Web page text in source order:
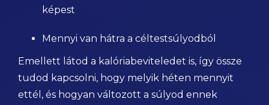
képest
Mennyi van hátra a céltestsúlyodból
Emellett látod a kalóriabeviteledet is, így össze
tudod kapcsolni, hogy melyik héten mennyit
ettél, és hogyan változott a súlyod ennek